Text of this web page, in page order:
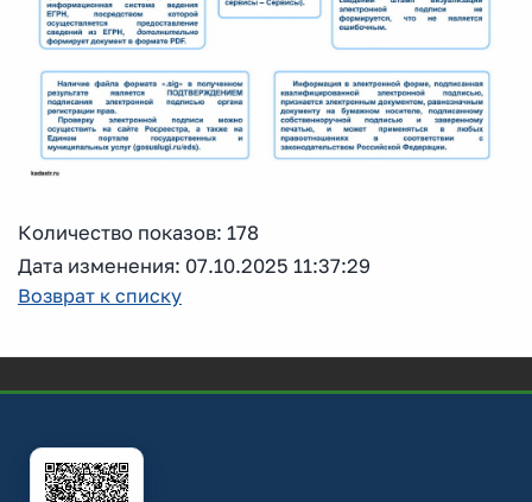
Количество показов: 178
Дата изменения: 07.10.2025 11:37:29
Возврат к списку